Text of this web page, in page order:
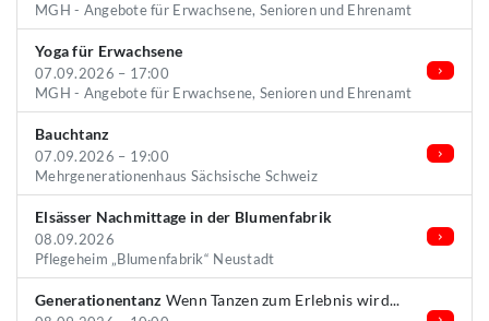
MGH - Angebote für Erwachsene, Senioren und Ehrenamt
Yoga für Erwachsene
07.09.2026 – 17:00
MGH - Angebote für Erwachsene, Senioren und Ehrenamt
Bauchtanz
07.09.2026 – 19:00
Mehrgenerationenhaus Sächsische Schweiz
Elsässer Nachmittage in der Blumenfabrik
08.09.2026
Pflegeheim „Blumenfabrik“ Neustadt
Generationentanz Wenn Tanzen zum Erlebnis wird...